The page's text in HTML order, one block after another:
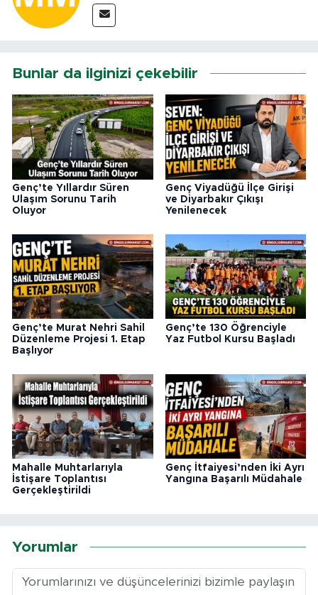
Bunlar da ilginizi çekebilir
Genç’te Yıllardır Süren
Ulaşım Sorunu Tarih
Oluyor
Genç Viyadüğü İlçe Girişi
ve Diyarbakır Çıkışı
Yenilenecek
Genç’te Murat Nehri Sahil
Düzenleme Projesi 1. Etap
Başlıyor
Genç’te 130 Öğrenciyle
Yaz Futbol Kursu Başladı
Mahalle Muhtarlarıyla
İstişare Toplantısı
Gerçekleştirildi
Genç İtfaiyesi’nden İki Ayrı
Yangına Başarılı Müdahale
Yorumlar